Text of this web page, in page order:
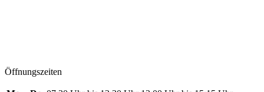
Öffnungszeiten